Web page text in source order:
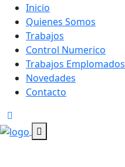
Inicio
Quienes Somos
Trabajos
Control Numerico
Trabajos Emplomados
Novedades
Contacto